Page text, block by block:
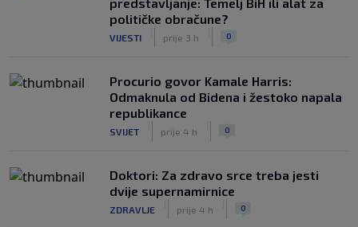
političke obračune?
VIJESTI prije 3 h 0
Procurio govor Kamale Harris:
Odmaknula od Bidena i žestoko napala
republikance
SVIJET prije 4 h 0
Doktori: Za zdravo srce treba jesti
dvije supernamirnice
ZDRAVLJE prije 4 h 0